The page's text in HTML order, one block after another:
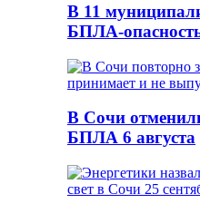
В 11
БПЛА-
В Сочи
БПЛА 6 августа